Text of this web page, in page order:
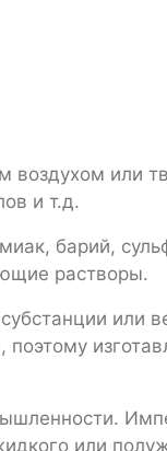
воздухом или
и т.д.
барий,
растворы.
или
или